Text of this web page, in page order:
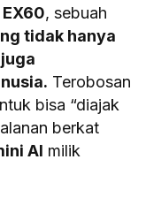
, sebuah
tidak hanya
Terobosan
bisa “diajak
berkat
AI milik